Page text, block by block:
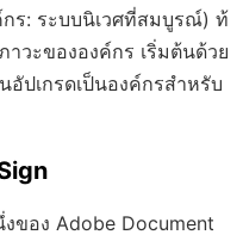
ร: ระบบนิเวศที่สมบูรณ์) ท้
วะขององค์กร เริ่มต้นด้วย
ปเกรดเป็นองค์กรสำหรับ
ของ Adobe Document